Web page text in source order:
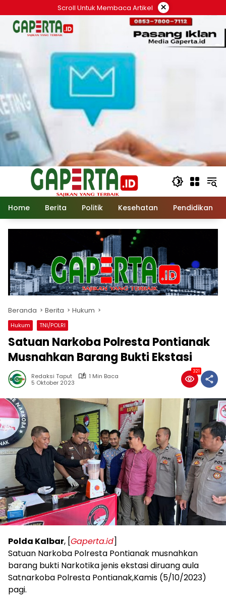
ke
konten
Scroll Untuk Membaca Artikel ×
Home Berita Politik Kesehatan Pendidikan
Beranda Berita Hukum
Hukum TNI/POLRI
Satuan Narkoba Polresta Pontianak
Musnahkan Barang Bukti Ekstasi
Redaksi Taput
1 Min Baca
5 Oktober 2023
321
Polda Kalbar, [Gaperta.id]
Satuan Narkoba Polresta Pontianak musnahkan
barang bukti Narkotika jenis ekstasi diruang aula
Satnarkoba Polresta Pontianak,Kamis (5/10/2023)
pagi.